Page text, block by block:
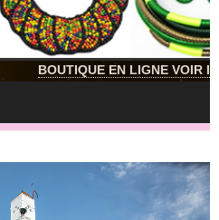
BOUTIQUE EN LIGNE VOIR